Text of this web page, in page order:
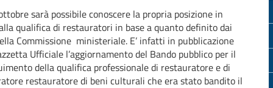
sarà possibile conoscere la propria posizione in
qualifica di restauratori in base a quanto definito dai
Commissione ministeriale. E’ infatti in pubblicazione
Ufficiale l’aggiornamento del Bando pubblico per il
della qualifica professionale di restauratore e di
restauratore di beni culturali che era stato bandito il